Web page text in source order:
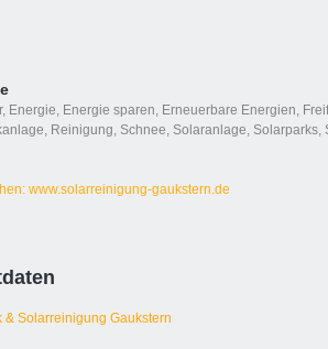
, Energie, Energie sparen, Erneuerbare Energien,
, Reinigung, Schnee, Solaranlage, Solarparks,
www.solarreinigung-gaukstern.de
& Solarreinigung Gaukstern